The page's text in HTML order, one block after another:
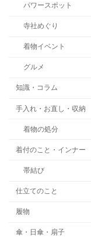
パワースポット
寺社めぐり
着物イベント
グルメ
知識・コラム
手入れ・お直し・収納
着物の処分
着付のこと・インナー
帯結び
仕立てのこと
履物
傘・日傘・扇子